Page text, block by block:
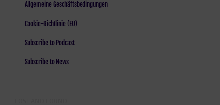
Allgemeine Geschäftsbedingungen
Cookie-Richtlinie (EU)
Subscribe to Podcast
Subscribe to News